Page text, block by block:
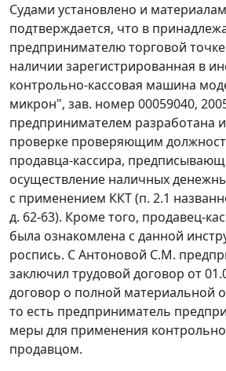
Судами установлено и
подтверждается, что в
предпринимателю торговой
наличии зарегистрированная в
контрольно-кассовая машина
микрон", зав. номер 00059040,
предпринимателем разработана
проверке проверяющим
продавца-кассира,
осуществление наличных
с применением ККТ (п. 2.1
д. 62-63). Кроме того, продавец-
была ознакомлена с данной
роспись. С Антоновой С.М.
заключил трудовой договор от
договор о полной материальной
то есть предприниматель
меры для применения
продавцом.